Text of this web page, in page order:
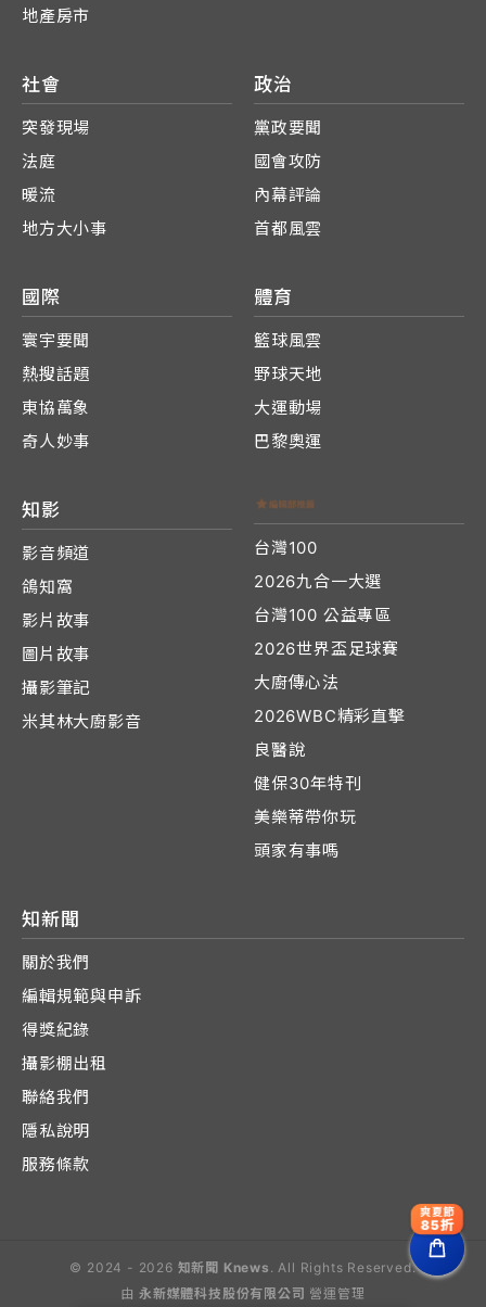
地產房市
社會
突發現場
法庭
暖流
地方大小事
政治
黨政要聞
國會攻防
內幕評論
首都風雲
國際
寰宇要聞
熱搜話題
東協萬象
奇人妙事
體育
籃球風雲
野球天地
大運動場
巴黎奧運
知影
影音頻道
鴿知窩
影片故事
圖片故事
攝影筆記
米其林大廚影音
台灣100
2026九合一大選
台灣100 公益專區
2026世界盃足球賽
大廚傳心法
2026WBC精彩直擊
良醫說
健保30年特刊
美樂蒂帶你玩
頭家有事嗎
知新聞
關於我們
編輯規範與申訴
得獎紀錄
攝影棚出租
聯絡我們
隱私說明
服務條款
© 2024 - 2026 知新聞 Knews . All Rights Reserved.
由 永新媒體科技股份有限公司 營運管理
爽夏節
85折